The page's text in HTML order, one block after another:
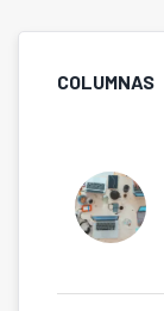
COLUMNAS